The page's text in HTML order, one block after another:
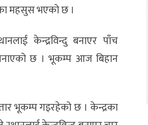
महसुस भएको छ ।
केन्द्रविन्दु बनाएर पाँच
जनाएको छ । भूकम्प आज बिहान
भूकम्प गइरहेको छ । केन्द्रका